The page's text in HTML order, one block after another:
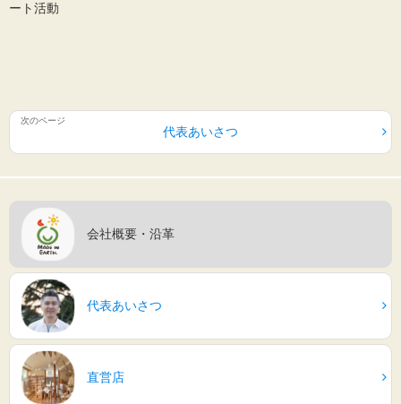
ート活動
代表あいさつ
会社概要・沿革
代表あいさつ
直営店